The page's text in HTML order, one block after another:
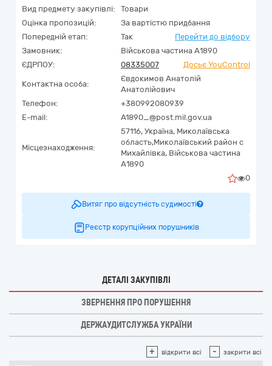
Вид предмету закупівлі:
Товари
Оцінка пропозицій:
За вартістю придбання
Попередній етап:
Так
Перейти до відбору
Замовник:
Військова частина А1890
ЄДРПОУ:
08335007 Досьє YouControl
Контактна особа:
Євдокимов Анатолій
Анатолійович
Телефон:
+380992080939
E-mail:
A1890_@post.mil.gov.ua
Місцезнаходження:
57116, Україна, Миколаївська
область,Миколаївський район с
Михайлівка, Військова частина
А1890
0
Витяг про відсутність судимості
Реєстр корупційних порушників
ДЕТАЛІ ЗАКУПІВЛІ
ЗВЕРНЕННЯ ПРО ПОРУШЕННЯ
ДЕРЖАУДИТСЛУЖБА УКРАЇНИ
+ відкрити всі - закрити всі